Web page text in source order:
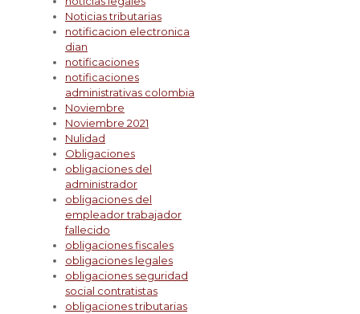
Noticias tributarias
notificacion electronica
dian
notificaciones
notificaciones
administrativas colombia
Noviembre
Noviembre 2021
Nulidad
Obligaciones
obligaciones del
administrador
obligaciones del
empleador trabajador
fallecido
obligaciones fiscales
obligaciones legales
obligaciones seguridad
social contratistas
obligaciones tributarias